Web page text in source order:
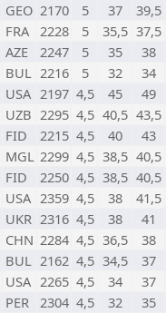
GEO 2170 5 37 39,5
FRA 2228 5 35,5 37,5
AZE 2247 5 35 38
BUL 2216 5 32 34
USA 2197 4,5 45 49
UZB 2295 4,5 40,5 43,5
FID 2215 4,5 40 43
MGL 2299 4,5 38,5 40,5
FID 2250 4,5 38,5 40,5
USA 2359 4,5 38 41,5
UKR 2316 4,5 38 41
CHN 2284 4,5 36,5 38
BUL 2162 4,5 34,5 37
USA 2265 4,5 34 37
PER 2304 4,5 32 35